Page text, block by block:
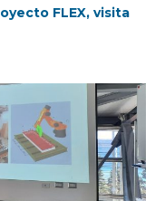
FLEX, visita